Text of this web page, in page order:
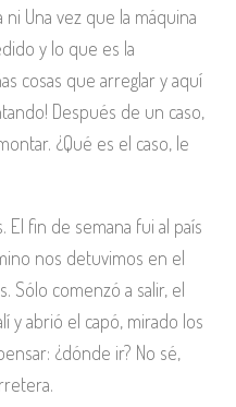
Una vez que la máquina
y lo que es la
cosas que arreglar y aquí
Después de un caso,
¿Qué es el caso, le
fin de semana fui al país
nos detuvimos en el
Sólo comenzó a salir, el
y abrió el capó, mirado los
¿dónde ir? No sé,